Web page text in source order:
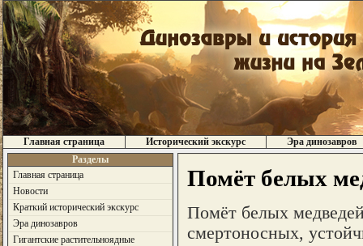
Главная страница Исторический экскурс
Эра динозавров
Разделы
Главная страница
Новости
Краткий исторический экскурс
Эра динозавров
Гигантские растительноядные
Помёт белых
Помёт белых
смертоносных,